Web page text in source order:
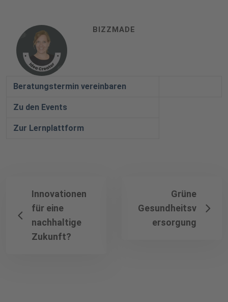
BIZZMADE
Beratungstermin vereinbaren
Zu den Events
Zur Lernplattform
Innovationen
für eine
nachhaltige
Zukunft?
Grüne
Gesundheitsv
ersorgung